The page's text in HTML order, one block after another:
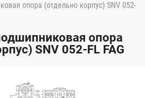
опора (отдельно корпус) SNV 052-
опора
SNV 052-FL FAG